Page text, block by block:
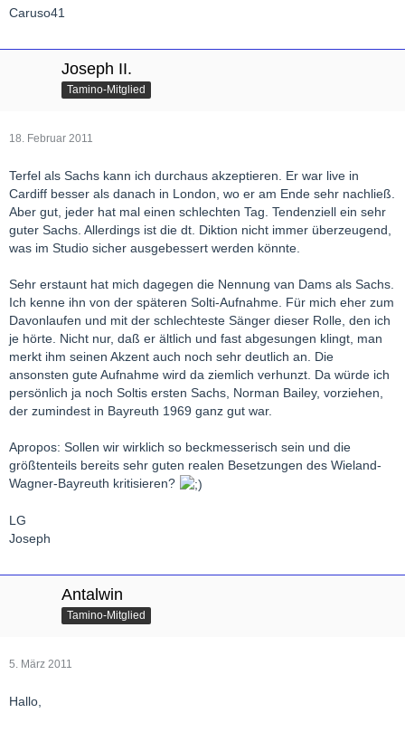
Caruso41
Joseph II.
Tamino-Mitglied
18. Februar 2011
Terfel als Sachs kann ich durchaus akzeptieren. Er war live in
Cardiff besser als danach in London, wo er am Ende sehr nachließ.
Aber gut, jeder hat mal einen schlechten Tag. Tendenziell ein sehr
guter Sachs. Allerdings ist die dt. Diktion nicht immer überzeugend,
was im Studio sicher ausgebessert werden könnte.
Sehr erstaunt hat mich dagegen die Nennung van Dams als Sachs.
Ich kenne ihn von der späteren Solti-Aufnahme. Für mich eher zum
Davonlaufen und mit der schlechteste Sänger dieser Rolle, den ich
je hörte. Nicht nur, daß er ältlich und fast abgesungen klingt, man
merkt ihm seinen Akzent auch noch sehr deutlich an. Die
ansonsten gute Aufnahme wird da ziemlich verhunzt. Da würde ich
persönlich ja noch Soltis ersten Sachs, Norman Bailey, vorziehen,
der zumindest in Bayreuth 1969 ganz gut war.
Apropos: Sollen wir wirklich so beckmesserisch sein und die
größtenteils bereits sehr guten realen Besetzungen des Wieland-
Wagner-Bayreuth kritisieren?
LG
Joseph
Antalwin
Tamino-Mitglied
5. März 2011
Hallo,